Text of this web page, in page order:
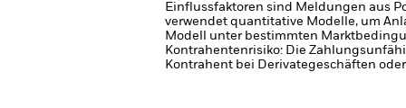
Einflussfaktoren sind Meldungen aus
verwendet quantitative Modelle, um
Modell unter bestimmten
Kontrahentenrisiko: Die
Kontrahent bei Derivategeschäften